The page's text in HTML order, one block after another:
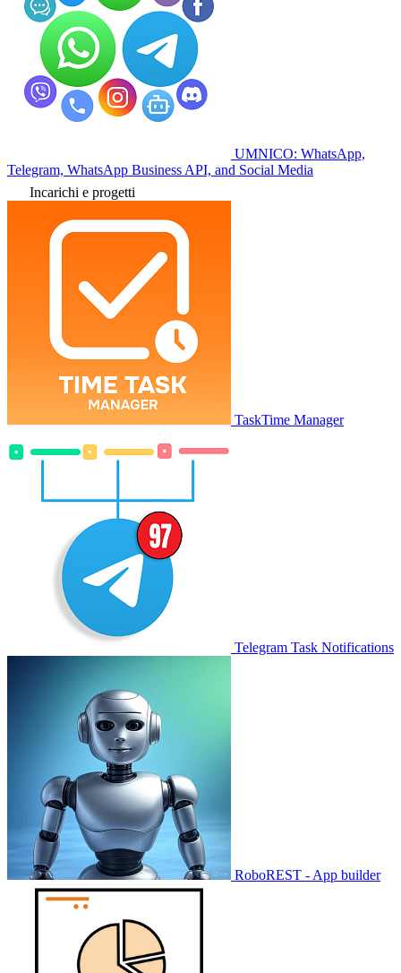
UMNICO: WhatsApp,
Telegram, WhatsApp Business API, and Social Media
Incarichi e progetti
TaskTime Manager
Telegram Task Notifications
RoboREST - App builder